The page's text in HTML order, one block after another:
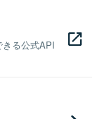
る公式API